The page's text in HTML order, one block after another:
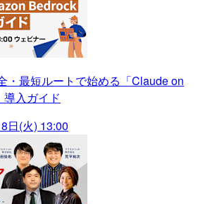
・最短ルートで始める「Claude on
入ガイド
日(火) 13:00